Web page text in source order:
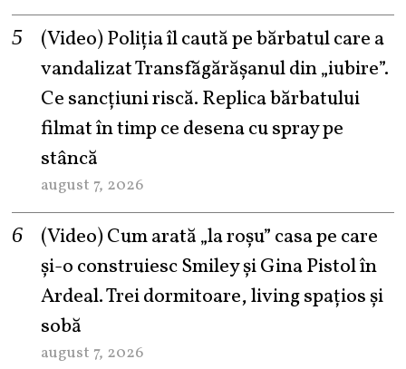
(Video) Poliția îl caută pe bărbatul care a
vandalizat Transfăgărășanul din „iubire”.
Ce sancțiuni riscă. Replica bărbatului
filmat în timp ce desena cu spray pe
stâncă
august 7, 2026
(Video) Cum arată „la roşu” casa pe care
şi-o construiesc Smiley şi Gina Pistol în
Ardeal. Trei dormitoare, living spațios și
sobă
august 7, 2026